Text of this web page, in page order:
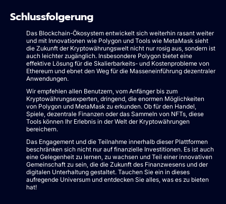
Schlussfolgerung
Das Blockchain-Ökosystem entwickelt sich weiterhin rasant weiter
und mit Innovationen wie Polygon und Tools wie MetaMask sieht
die Zukunft der Kryptowährungswelt nicht nur rosig aus, sondern ist
auch leichter zugänglich. Insbesondere Polygon bietet eine
effektive Lösung für die Skalierbarkeits- und Kostenprobleme von
Ethereum und ebnet den Weg für die Masseneinführung dezentraler
Anwendungen.
Wir empfehlen allen Benutzern, vom Anfänger bis zum
Kryptowährungsexperten, dringend, die enormen Möglichkeiten
von Polygon und MetaMask zu erkunden. Ob für den Handel,
Spiele, dezentrale Finanzen oder das Sammeln von NFTs, diese
Tools können Ihr Erlebnis in der Welt der Kryptowährungen
bereichern.
Das Engagement und die Teilnahme innerhalb dieser Plattformen
beschränken sich nicht nur auf finanzielle Investitionen. Es ist auch
eine Gelegenheit zu lernen, zu wachsen und Teil einer innovativen
Gemeinschaft zu sein, die die Zukunft des Finanzwesens und der
digitalen Unterhaltung gestaltet. Tauchen Sie ein in dieses
aufregende Universum und entdecken Sie alles, was es zu bieten
hat!